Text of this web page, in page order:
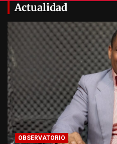
Actualidad
OBSERVATORIO